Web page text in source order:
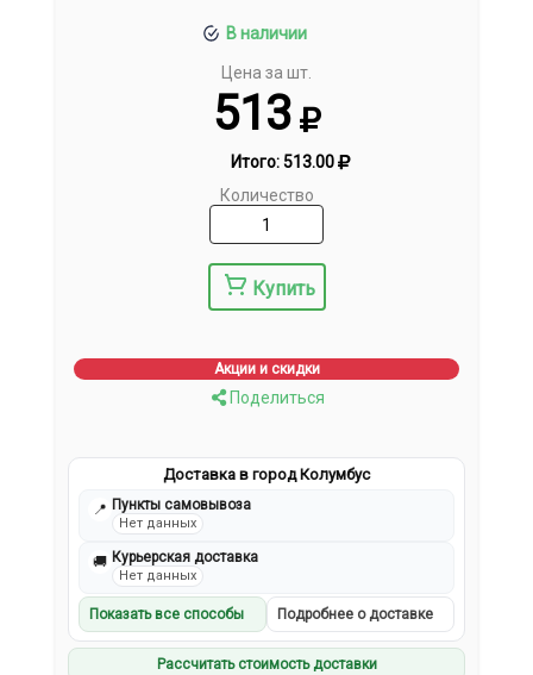
В наличии
Цена за шт.
513
Итого:513.00
Количество
Купить
Акции и скидки
Поделиться
Доставка в город Колумбус
📍 Пункты самовывоза
Нет данных
🚚 Курьерская доставка
Нет данных
Показать все способы Подробнее о доставке
Рассчитать стоимость доставки